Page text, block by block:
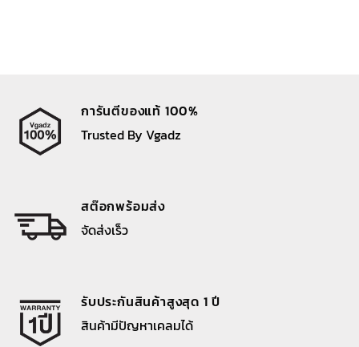
การันตีของแท้ 100%
Trusted By Vgadz
สต๊อกพร้อมส่ง
จัดส่งเร็ว
รับประกันสินค้าสูงสุด 1 ปี
สินค้ามีปัญหาเคลมได้